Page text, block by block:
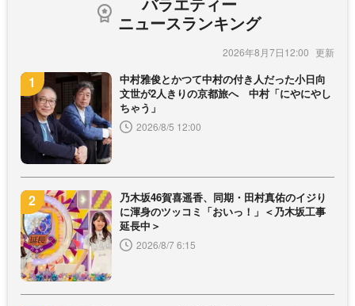
ニュースランキング
2026年8月7日12:00
中村雅俊とかつて中村の付き人だった小日向
文世が2人きりの京都旅へ 中村「にやにやし
ちゃう」
2026/8/5 12:00
乃木坂46賀喜遥香、同期・田村真佑のイジり
に渾身のツッコミ「おいっ！」＜乃木坂工事
延長中＞
2026/8/7 6:15